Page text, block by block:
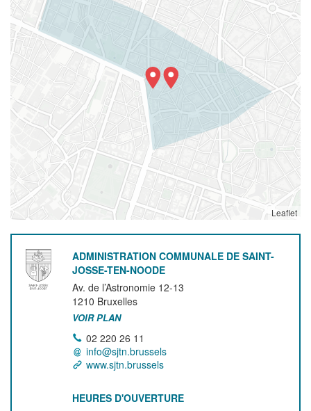
Leaflet
ADMINISTRATION COMMUNALE DE SAINT-
JOSSE-TEN-NOODE
Av. de l’Astronomie 12-13
1210 Bruxelles
VOIR PLAN
02 220 26 11
info@sjtn.brussels
www.sjtn.brussels
HEURES D'OUVERTURE